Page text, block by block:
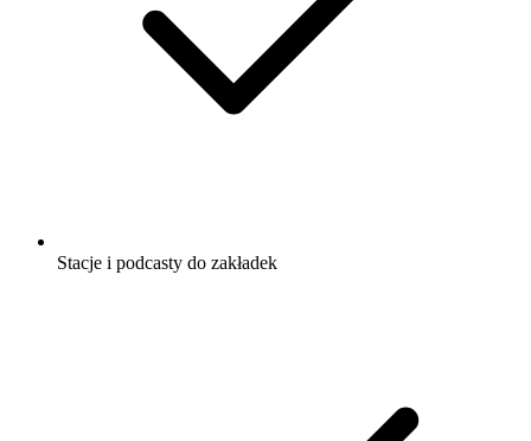
Stacje i podcasty do zakładek